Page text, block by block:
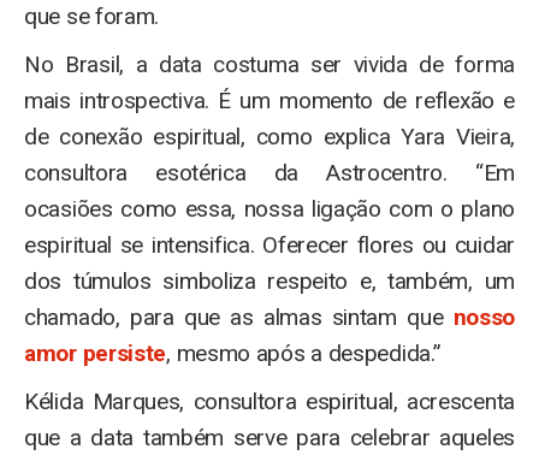
que se foram.
No Brasil, a data costuma ser vivida de forma
mais introspectiva. É um momento de reflexão e
de conexão espiritual, como explica Yara Vieira,
consultora esotérica da Astrocentro. “Em
ocasiões como essa, nossa ligação com o plano
espiritual se intensifica. Oferecer flores ou cuidar
dos túmulos simboliza respeito e, também, um
chamado, para que as almas sintam que nosso
amor persiste, mesmo após a despedida.”
Kélida Marques, consultora espiritual, acrescenta
que a data também serve para celebrar aqueles